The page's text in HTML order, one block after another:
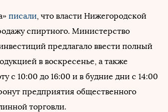
писали, что власти Нижегородской
спиртного. Министерство
предлагало ввести полный
в воскресенье, а также
с 10:00 до 16:00 и в будние дни с 14:00
предприятия общественного
торговли.